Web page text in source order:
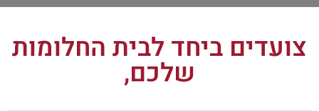
צועדים ביחד לבית החלומות
שלכם,